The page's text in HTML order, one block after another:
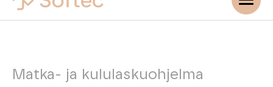
Matka- ja kululaskuohjelma